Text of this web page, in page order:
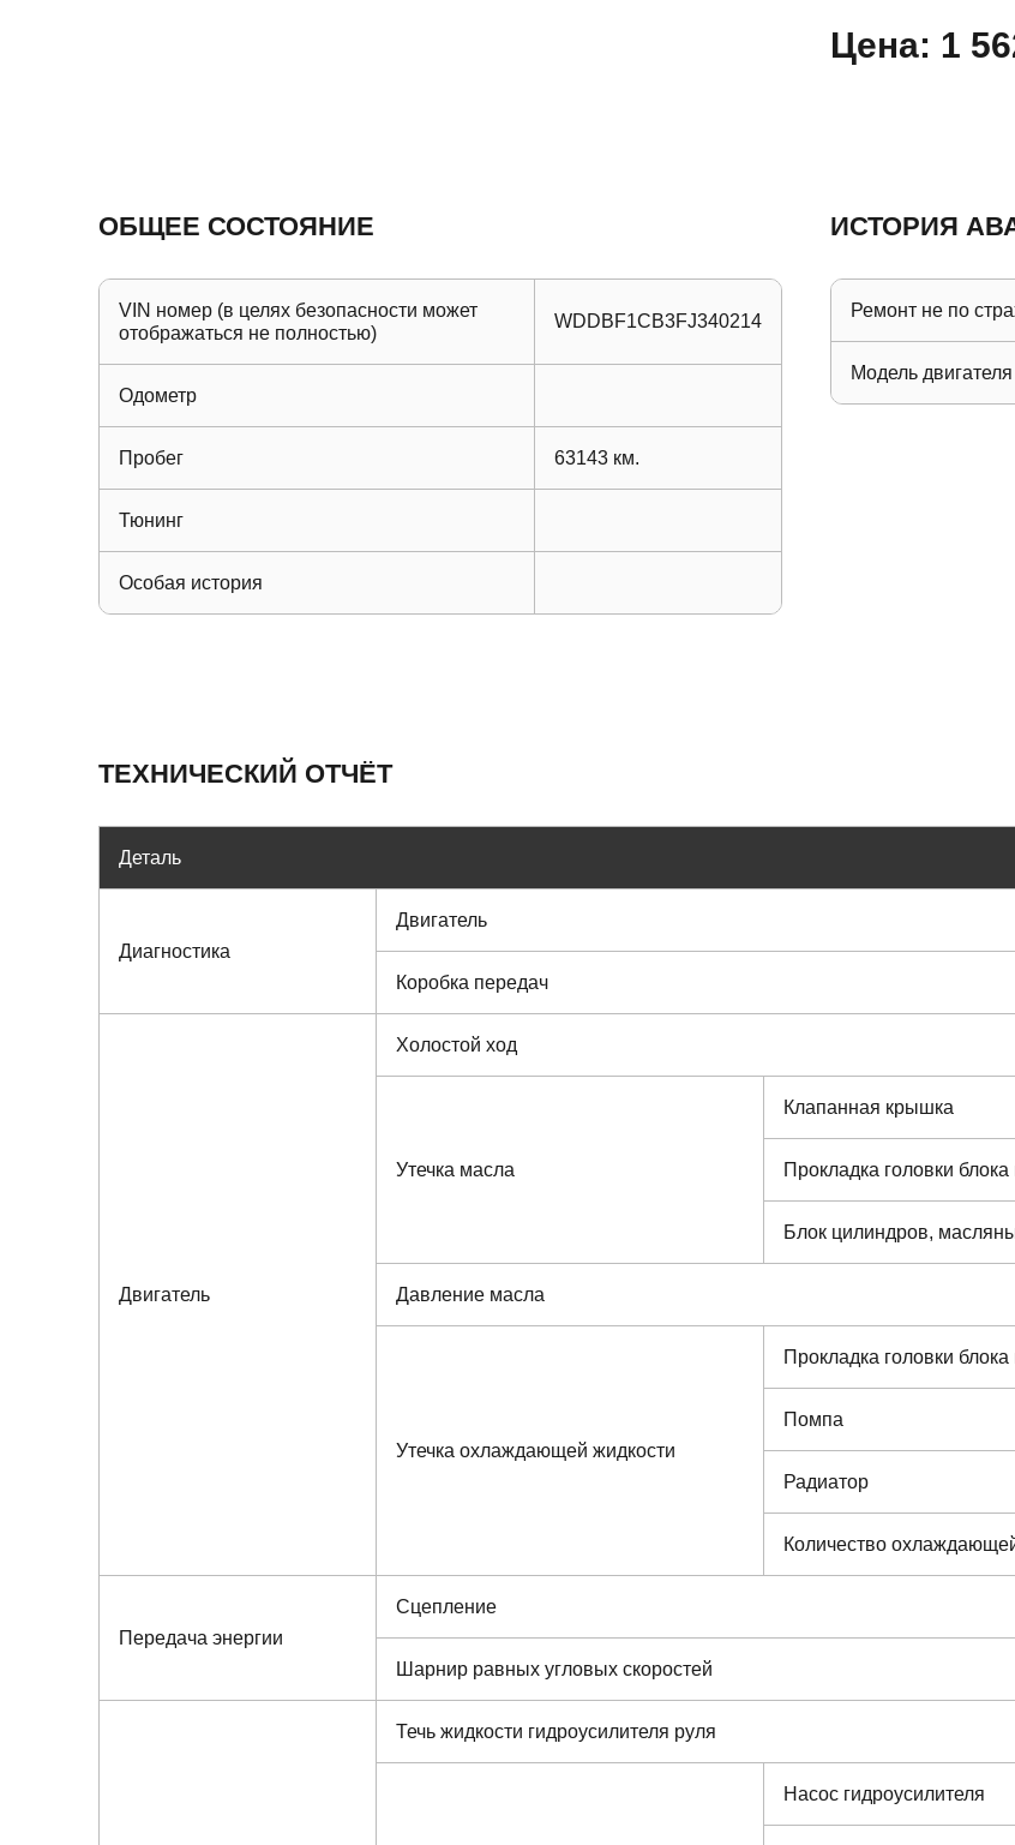
Цена: 1
ОБЩЕЕ СОСТОЯНИЕ
VIN номер (в целях безопасности может
отображаться не полностью)
WDDBF1CB3FJ340214
Одометр
Пробег 63143 км.
Тюнинг
Особая история
ИСТОРИЯ
Ремонт не по
Модель двигателя
ТЕХНИЧЕСКИЙ ОТЧЁТ
Деталь
Диагностика
Двигатель
Коробка передач
Двигатель
Холостой ход
Утечка масла
Клапанная крышка
Прокладка головки
Блок цилиндров,
Давление масла
Утечка охлаждающей жидкости
Прокладка головки
Помпа
Радиатор
Количество
Передача энергии
Сцепление
Шарнир равных угловых скоростей
Течь жидкости гидроусилителя руля
Насос гидроусилителя